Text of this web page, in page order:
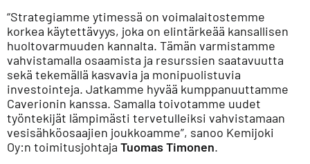
“Strategiamme ytimessä on voimalaitostemme
korkea käytettävyys, joka on elintärkeää kansallisen
huoltovarmuuden kannalta. Tämän varmistamme
vahvistamalla osaamista ja resurssien saatavuutta
sekä tekemällä kasvavia ja monipuolistuvia
investointeja. Jatkamme hyvää kumppanuuttamme
Caverionin kanssa. Samalla toivotamme uudet
työntekijät lämpimästi tervetulleiksi vahvistamaan
vesisähköosaajien joukkoamme”, sanoo Kemijoki
Oy:n toimitusjohtaja Tuomas Timonen.